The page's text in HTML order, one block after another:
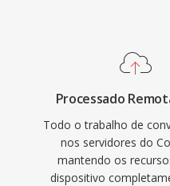
Processado
Todo o trabalho de
nos servidores do
mantendo os
dispositivo